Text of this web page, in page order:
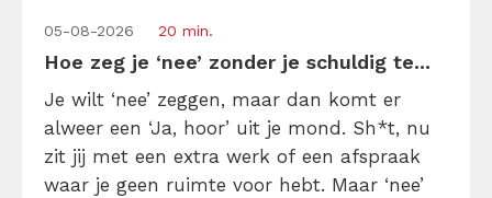
05-08-2026 20 min.
Hoe zeg je ‘nee’ zonder je schuldig te...
Je wilt ‘nee’ zeggen, maar dan komt er
alweer een ‘Ja, hoor’ uit je mond. Sh*t, nu
zit jij met een extra werk of een afspraak
waar je geen ruimte voor hebt. Maar ‘nee’